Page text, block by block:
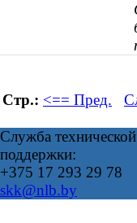
Стр.: <== Пред.
Служба технической
поддержки:
+375 17 293 29 78
skk@nlb.by